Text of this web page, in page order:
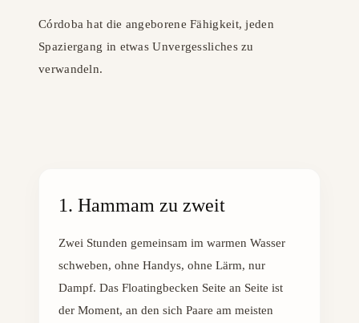
Córdoba hat die angeborene Fähigkeit, jeden
Spaziergang in etwas Unvergessliches zu
verwandeln.
1. Hammam zu zweit
Zwei Stunden gemeinsam im warmen Wasser
schweben, ohne Handys, ohne Lärm, nur
Dampf. Das Floatingbecken Seite an Seite ist
der Moment, an den sich Paare am meisten